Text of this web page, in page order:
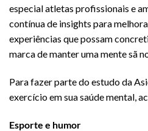
especial atletas profissionais e
contínua de insights para
experiências que possam
marca de manter uma mente sã
Para fazer parte do estudo da
exercício em sua saúde mental,
Esporte e humor